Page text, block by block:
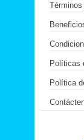
Políticas
Política